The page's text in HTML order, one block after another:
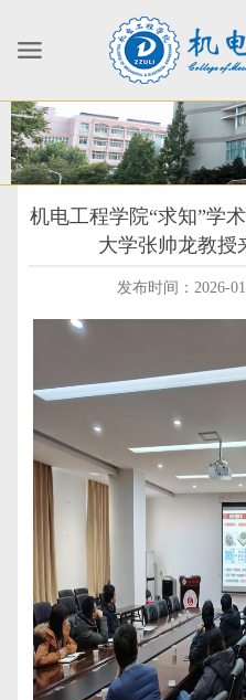
机电工程学院“求知”学
大学张帅龙教授
发布时间：2026-